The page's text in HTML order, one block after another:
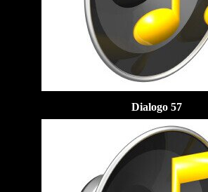
Dialogo 57